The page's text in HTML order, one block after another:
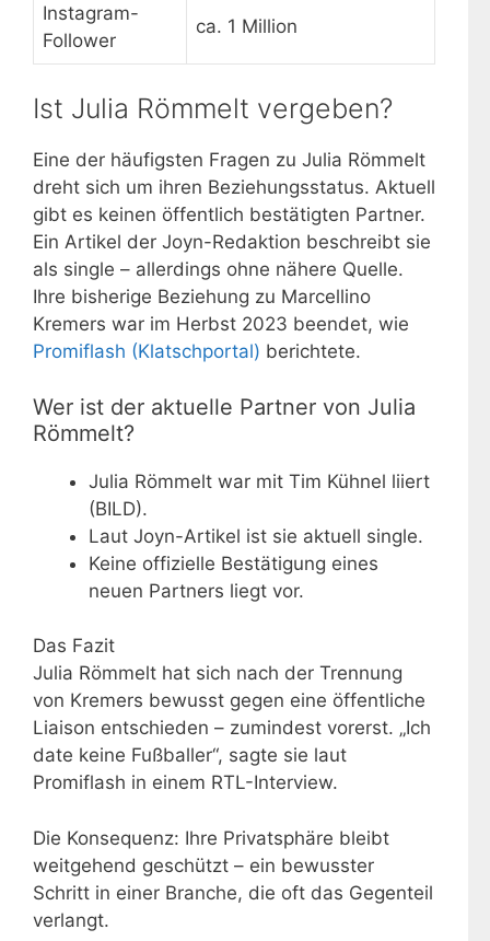
Instagram-
Follower
ca. 1 Million
Ist Julia Römmelt vergeben?
Eine der häufigsten Fragen zu Julia Römmelt
dreht sich um ihren Beziehungsstatus. Aktuell
gibt es keinen öffentlich bestätigten Partner.
Ein Artikel der Joyn-Redaktion beschreibt sie
als single – allerdings ohne nähere Quelle.
Ihre bisherige Beziehung zu Marcellino
Kremers war im Herbst 2023 beendet, wie
Promiflash (Klatschportal) berichtete.
Wer ist der aktuelle Partner von Julia
Römmelt?
Julia Römmelt war mit Tim Kühnel liiert
(BILD).
Laut Joyn-Artikel ist sie aktuell single.
Keine offizielle Bestätigung eines
neuen Partners liegt vor.
Das Fazit
Julia Römmelt hat sich nach der Trennung
von Kremers bewusst gegen eine öffentliche
Liaison entschieden – zumindest vorerst. „Ich
date keine Fußballer“, sagte sie laut
Promiflash in einem RTL-Interview.
Die Konsequenz: Ihre Privatsphäre bleibt
weitgehend geschützt – ein bewusster
Schritt in einer Branche, die oft das Gegenteil
verlangt.